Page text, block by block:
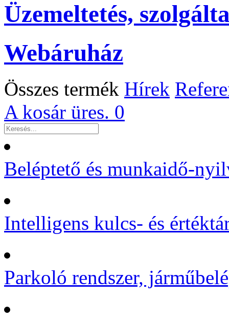
Üzemeltetés,
Webáruház
Összes termék Hírek
A kosár üres. 0
Beléptető és munkaidő-
Intelligens kulcs- és
Parkoló rendszer,